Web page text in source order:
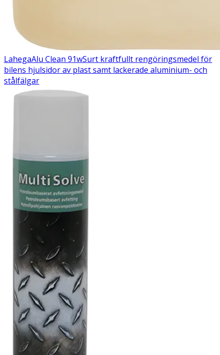
LahegaAlu Clean 91wSurt kraftfullt rengöringsmedel för
bilens hjulsidor av plast samt lackerade aluminium- och
stålfälgar